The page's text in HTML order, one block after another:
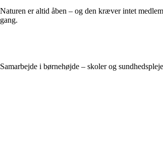
Naturen er altid åben – og den kræver intet
gang.
Samarbejde i børnehøjde – skoler og